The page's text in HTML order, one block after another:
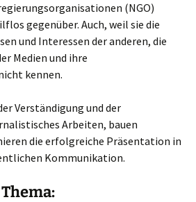
(NGO)
gegenüber. Auch, weil sie die
und Interessen der anderen, die
Medien und ihre
kennen.
Verständigung und der
Arbeiten, bauen
die erfolgreiche Präsentation in
Kommunikation.